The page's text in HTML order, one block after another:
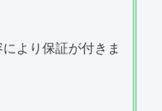
より保証が付きま